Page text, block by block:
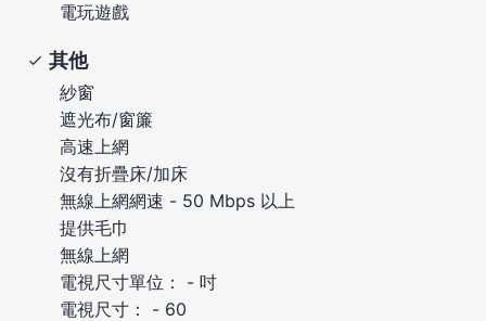
電玩遊戲
其他
紗窗
遮光布/窗簾
高速上網
沒有折疊床/加床
無線上網網速 - 50 Mbps 以上
提供毛巾
無線上網
電視尺寸單位： - 吋
電視尺寸： - 60